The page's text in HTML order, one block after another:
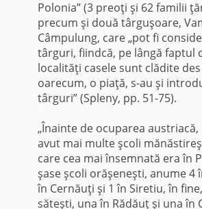
Polonia” (3 preoţi şi 62 familii
precum şi două târguşoare,
Câmpulung, care „pot fi
târguri, fiindcă, pe lângă faptul
localităţi casele sunt clădite
oarecum, o piaţă, s-au şi
târguri” (Spleny, pp. 51-75).
„Înainte de ocuparea austriacă,
avut mai multe şcoli
care cea mai însemnată era în
şase şcoli orăşeneşti, anume 4
în Cernăuţi şi 1 în Siretiu, în
săteşti, una în Rădăuţ şi una în